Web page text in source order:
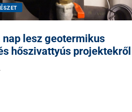
lesz geotermikus
hőszivattyús projektekről